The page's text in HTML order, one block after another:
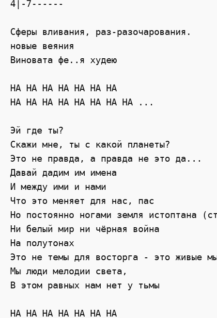
4|-7------
Сферы вливания, раз-разочарования.
новые веяния
Виновата фе..я худею
НА НА НА НА НА НА НА
НА НА НА НА НА НА НА НА ...
Эй где ты?
Скажи мне, ты с какой планеты?
Это не правда, а правда не это да...
Давай дадим им имена
И между ими и нами
Что это меняет для нас, пас
Но постоянно ногами земля истоптана
Ни белый мир ни чёрная война
На полутонах
Это не темы для восторга - это живые
Мы люди мелодии света,
В этом равных нам нет у тьмы
НА НА НА НА НА НА НА